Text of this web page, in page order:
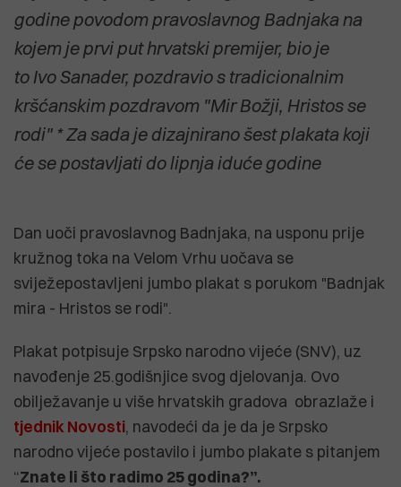
godine povodom pravoslavnog Badnjaka na
kojem je prvi put hrvatski premijer, bio je
to Ivo Sanader, pozdravio s tradicionalnim
kršćanskim pozdravom "Mir Božji, Hristos se
rodi" * Za sada je dizajnirano šest plakata koji
će se postavljati do lipnja iduće godine
Dan uoči pravoslavnog Badnjaka, na usponu prije
kružnog toka na Velom Vrhu uočava se
sviježepostavljeni jumbo plakat s porukom "Badnjak
mira - Hristos se rodi".
Plakat potpisuje Srpsko narodno vijeće (SNV), uz
navođenje 25.godišnjice svog djelovanja. Ovo
obilježavanje u više hrvatskih gradova obrazlaže i
tjednik Novosti, navodeći da je da je Srpsko
narodno vijeće postavilo i jumbo plakate s pitanjem
“Znate li što radimo 25 godina?”.